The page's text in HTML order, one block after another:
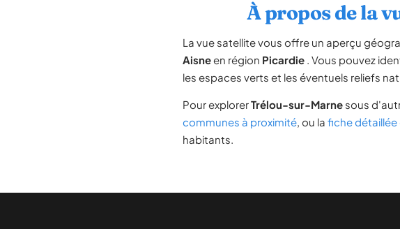
À propos de la
La vue satellite vous offre un aperçu
Aisneen région Picardie . Vous pouvez
les espaces verts et les éventuels reliefs
Pour explorerTrélou-sur-Marne sous
communes à proximité, ou la fiche détaillée
habitants.